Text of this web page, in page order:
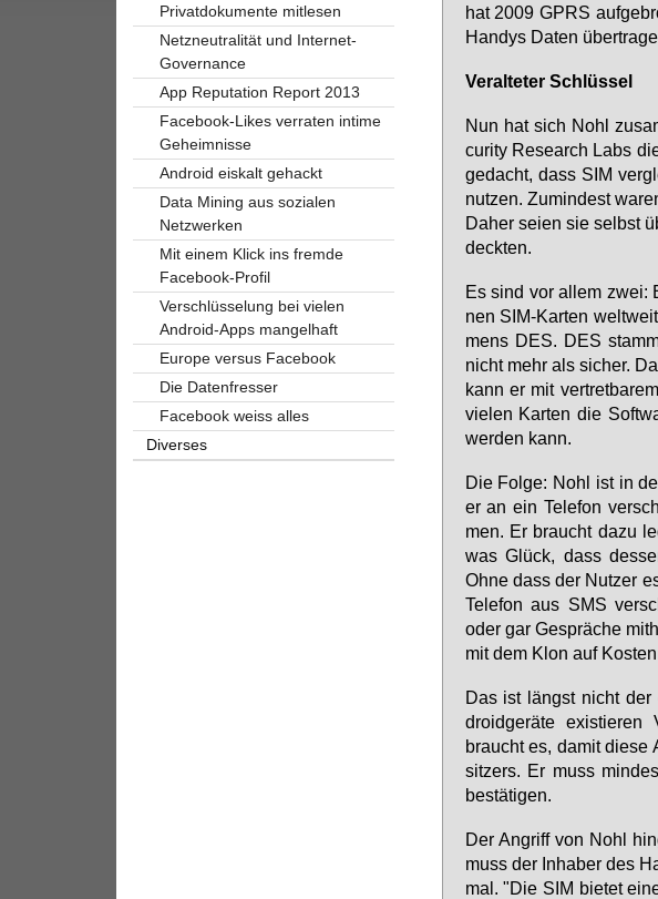
hat 2009 GPRS
Han­dys Da­ten
Ver­al­te­ter Schlüs­sel
Nun hat sich Nohl
cu­ri­ty Re­se­arch Labs
ge­dacht, dass SIM
nut­zen. Zu­min­dest
Da­her sei­en sie selbst
deck­ten.
Es sind vor al­lem zwei:
nen SIM-Kar­ten
mens DES. DES
nicht mehr als si­cher.
kann er mit
vie­len Kar­ten die
wer­den kann.
Die Fol­ge: Nohl ist in
er an ein Te­le­fon
men. Er braucht da­zu
was Glück, dass
Oh­ne dass der Nut­zer
Te­le­fon aus SMS
oder gar Ge­sprä­che
mit dem Klon auf
Das ist längst nicht
dro­id­ge­rä­te
braucht es, da­mit
sit­zers. Er muss
be­stä­ti­gen.
Der An­griff von Nohl
muss der In­ha­ber des
mal. "Die SIM bie­tet
Privatdokumente mitlesen
Netzneutralität und Internet-
Governance
App Reputation Report 2013
Facebook-Likes verraten intime
Geheimnisse
Android eiskalt gehackt
Data Mining aus sozialen
Netzwerken
Mit einem Klick ins fremde
Facebook-Profil
Verschlüsselung bei vielen
Android-Apps mangelhaft
Europe versus Facebook
Die Datenfresser
Facebook weiss alles
Diverses